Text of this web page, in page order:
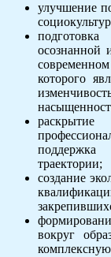
улучшение
осознанной
которого
траектории;
создание
вокруг
комплексную